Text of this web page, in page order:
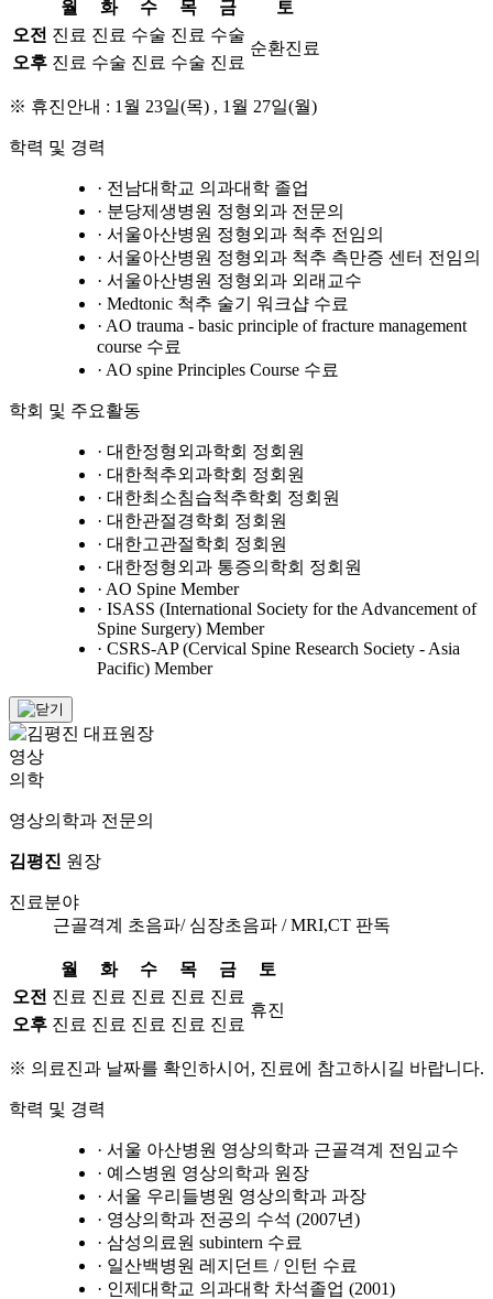
월 화 수 목 금
토
오전 진료 진료 수술 진료 수술
순환진료
오후 진료 수술 진료 수술 진료
※ 휴진안내 : 1월 23일(목) , 1월 27일(월)
학력 및 경력
· 전남대학교 의과대학 졸업
· 분당제생병원 정형외과 전문의
· 서울아산병원 정형외과 척추 전임의
· 서울아산병원 정형외과 척추 측만증 센터 전임의
· 서울아산병원 정형외과 외래교수
· Medtonic 척추 술기 워크샵 수료
· AO trauma - basic principle of fracture management
course 수료
· AO spine Principles Course 수료
학회 및 주요활동
· 대한정형외과학회 정회원
· 대한척추외과학회 정회원
· 대한최소침습척추학회 정회원
· 대한관절경학회 정회원
· 대한고관절학회 정회원
· 대한정형외과 통증의학회 정회원
· AO Spine Member
· ISASS (International Society for the Advancement of
Spine Surgery) Member
· CSRS-AP (Cervical Spine Research Society - Asia
Pacific) Member
영상
의학
영상의학과 전문의
김평진 원장
진료분야
근골격계 초음파/ 심장초음파 / MRI,CT 판독
월 화 수 목 금
토
오전 진료 진료 진료 진료 진료
휴진
오후 진료 진료 진료 진료 진료
※ 의료진과 날짜를 확인하시어, 진료에 참고하시길 바랍니다.
학력 및 경력
· 서울 아산병원 영상의학과 근골격계 전임교수
· 예스병원 영상의학과 원장
· 서울 우리들병원 영상의학과 과장
· 영상의학과 전공의 수석 (2007년)
· 삼성의료원 subintern 수료
· 일산백병원 레지던트 / 인턴 수료
· 인제대학교 의과대학 차석졸업 (2001)